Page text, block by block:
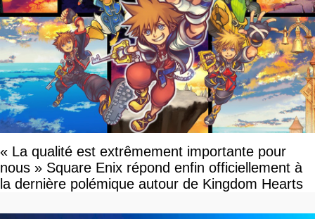
« La qualité est extrêmement importante pour
nous » Square Enix répond enfin officiellement à
la dernière polémique autour de Kingdom Hearts